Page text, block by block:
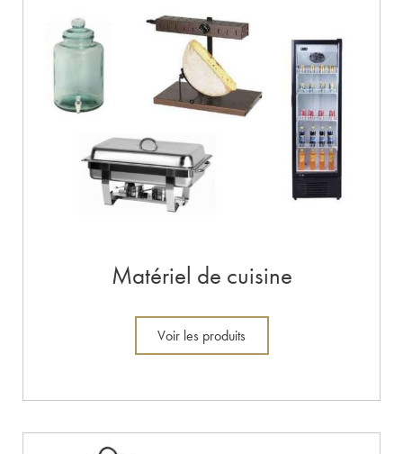
Matériel de cuisine
Voir les produits